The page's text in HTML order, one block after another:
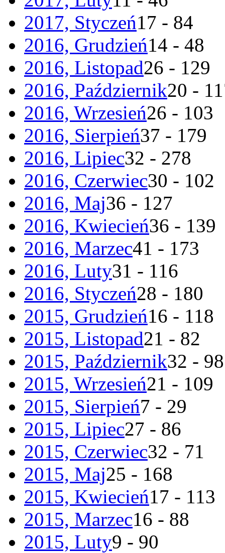
2017, Styczeń17 - 84
2016, Grudzień14 - 48
2016, Listopad26 - 129
2016, Październik20 -
2016, Wrzesień26 - 103
2016, Sierpień37 - 179
2016, Lipiec32 - 278
2016, Czerwiec30 - 102
2016, Maj36 - 127
2016, Kwiecień36 - 139
2016, Marzec41 - 173
2016, Luty31 - 116
2016, Styczeń28 - 180
2015, Grudzień16 - 118
2015, Listopad21 - 82
2015, Październik32 - 98
2015, Wrzesień21 - 109
2015, Sierpień7 - 29
2015, Lipiec27 - 86
2015, Czerwiec32 - 71
2015, Maj25 - 168
2015, Kwiecień17 - 113
2015, Marzec16 - 88
2015, Luty9 - 90